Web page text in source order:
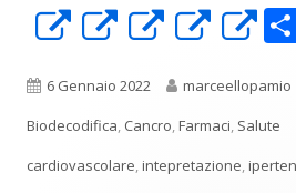
Apre
una
nuova
finestra
Apre
una
nuova
finestra
Apre
una
nuova
finestra
Apre
una
Pubblicato
6 Gennaio 2022 Autore
marceellopamio
Biodecodifica Cancro Farmaci Salute
cardiovascolare intepretazione